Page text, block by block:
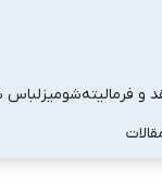
و فرمالیتهشومیزلباس